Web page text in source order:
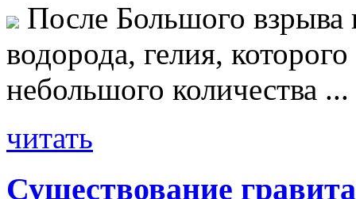
После Большого взрыва
водорода, гелия,
небольшого количества ...
читать
Существование